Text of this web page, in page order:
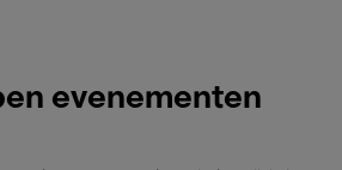
evenementen